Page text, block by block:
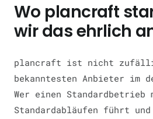
Wo plancraft
wir das ehrlich
plancraft ist nicht
bekanntesten Anbieter im
Wer einen Standardbetrieb
Standardabläufen führt